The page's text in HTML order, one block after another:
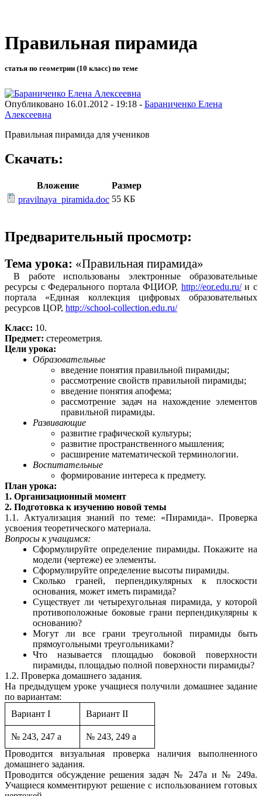
Правильная пирамида
статья по геометрии (10 класс) по теме
Опубликовано 16.01.2012 - 19:18 - Бараниченко Елена
Алексеевна
Правильная пирамида для учеников
Скачать:
Вложение
Размер
pravilnaya_piramida.doc 55 КБ
Предварительный просмотр:
Тема урока: «Правильная пирамида»
В работе использованы электронные образовательные
ресурсы с Федерального портала ФЦИОР, http://eor.edu.ru/и с
портала «Единая коллекция цифровых образовательных
ресурсов ЦОР, http://school-collection.edu.ru/
Класс: 10.
Предмет: стереометрия.
Цели урока:
Образовательные
введение понятия правильной пирамиды;
рассмотрение свойств правильной пирамиды;
введение понятия апофема;
рассмотрение задач на нахождение элементов
правильной пирамиды.
Развивающие
развитие графической культуры;
развитие пространственного мышления;
расширение математической терминологии.
Воспитательные
формирование интереса к предмету.
План урока:
1. Организационный момент
2. Подготовка к изучению новой темы
1.1. Актуализация знаний по теме: «Пирамида». Проверка
усвоения теоретического материала.
Вопросы к учащимся:
Сформулируйте определение пирамиды. Покажите на
модели (чертеже) ее элементы.
Сформулируйте определение высоты пирамиды.
Сколько граней, перпендикулярных к плоскости
основания, может иметь пирамида?
Существует ли четырехугольная пирамида, у которой
противоположные боковые грани перпендикулярны к
основанию?
Могут ли все грани треугольной пирамиды быть
прямоугольными треугольниками?
Что называется площадью боковой поверхности
пирамиды, площадью полной поверхности пирамиды?
1.2. Проверка домашнего задания.
На предыдущем уроке учащиеся получили домашнее задание
по вариантам:
Вариант I
Вариант II
№ 243, 247 а
№ 243, 249 а
Проводится визуальная проверка наличия выполненного
домашнего задания.
Проводится обсуждение решения задач № 247а и № 249а.
Учащиеся комментируют решение с использованием готовых